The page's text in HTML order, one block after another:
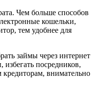
Чем больше способов
кошельки,
тем удобнее для
займы через интернет
избегать посредников,
внимательно